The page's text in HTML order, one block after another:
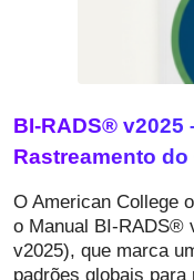
BI-RADS®️ v2025
Rastreamento
O American College
o Manual BI-RADS®️
v2025), que marca
padrões globais